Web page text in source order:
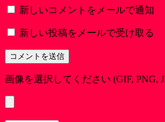
新しいコメントをメールで通知
新しい投稿をメールで受け取る
画像を選択してください (GIF, PNG,